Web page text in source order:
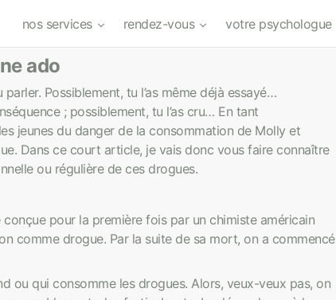
nos services rendez-vous votre psychologue
ado
Possiblement, tu l’as même déjà essayé…
; possiblement, tu l’as cru… En tant
jeunes du danger de la consommation de Molly et
Dans ce court article, je vais donc vous faire connaître
ou régulière de ces drogues.
pour la première fois par un chimiste américain
comme drogue. Par la suite de sa mort, on a commencé
ou qui consomme les drogues. Alors, veux-veux pas, on